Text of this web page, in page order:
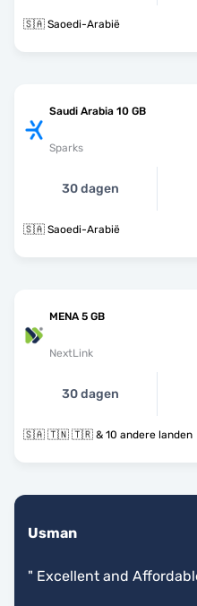
🇸🇦 Saoedi-Arabië
Saudi Arabia 10 GB
Sparks
30 dagen
🇸🇦 Saoedi-Arabië
MENA 5 GB
NextLink
30 dagen
🇸🇦 🇹🇳 🇹🇷 & 10 andere landen
Usman
" Excellent and